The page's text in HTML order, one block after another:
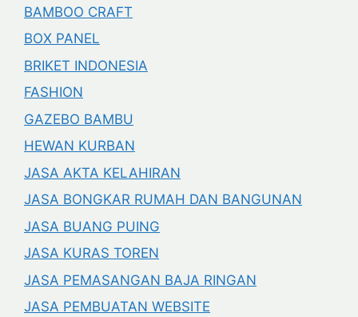
BAMBOO CRAFT
BOX PANEL
BRIKET INDONESIA
FASHION
GAZEBO BAMBU
HEWAN KURBAN
JASA AKTA KELAHIRAN
JASA BONGKAR RUMAH DAN BANGUNAN
JASA BUANG PUING
JASA KURAS TOREN
JASA PEMASANGAN BAJA RINGAN
JASA PEMBUATAN WEBSITE